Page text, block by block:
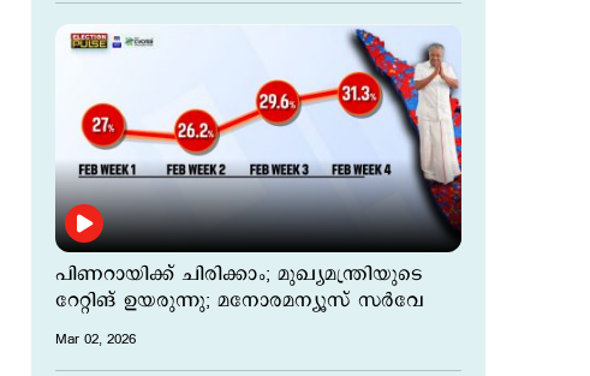
പിണറായിക്ക് ചിരിക്കാം; മുഖ്യമന്ത്രിയുടെ
റേറ്റിങ് ഉയരുന്നു; മനോരമന്യൂസ് സര്‍വേ
Mar 02, 2026